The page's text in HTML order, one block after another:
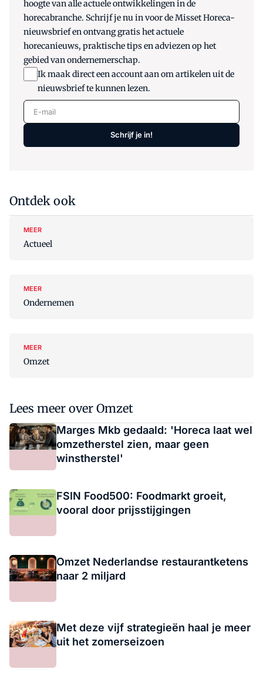
hoogte van alle actuele ontwikkelingen in de
horecabranche. Schrijf je nu in voor de Misset Horeca-
nieuwsbrief en ontvang gratis het actuele
horecanieuws, praktische tips en adviezen op het
gebied van ondernemerschap.
Ik maak direct een account aan om artikelen uit de
nieuwsbrief te kunnen lezen.
E-mail
Schrijf je in!
Ontdek ook
MEER
Actueel
MEER
Ondernemen
MEER
Omzet
Lees meer over Omzet
Marges Mkb gedaald: 'Horeca laat wel
omzetherstel zien, maar geen
winstherstel'
FSIN Food500: Foodmarkt groeit,
vooral door prijsstijgingen
Omzet Nederlandse restaurantketens
naar 2 miljard
Met deze vijf strategieën haal je meer
uit het zomerseizoen